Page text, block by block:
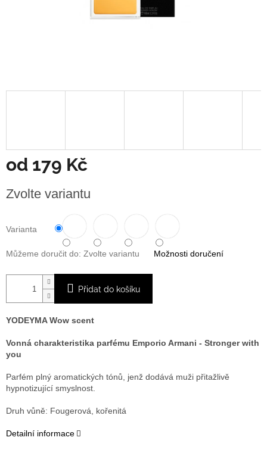
od 179 Kč
cena:
Zvolte variantu
Varianta
Můžeme doručit do: Zvolte variantu Možnosti doručení
Přidat do košíku
YODEYMA Wow scent
Vonná charakteristika parfému Emporio Armani - Stronger with
you
Parfém plný aromatických tónů, jenž dodává muži přitažlivě
hypnotizující smyslnost.
Druh vůně: Fougerová, kořenitá
Detailní informace